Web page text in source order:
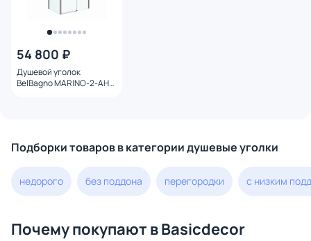
54 800 ₽
Душевой уголок
BelBagno MARINO-2-AH-
Подборки товаров в категории душевые уголки
недорого без поддона перегородки с низким
Почему покупают в Basicdecor